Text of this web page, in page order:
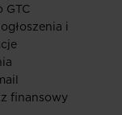
GTC
i
finansowy